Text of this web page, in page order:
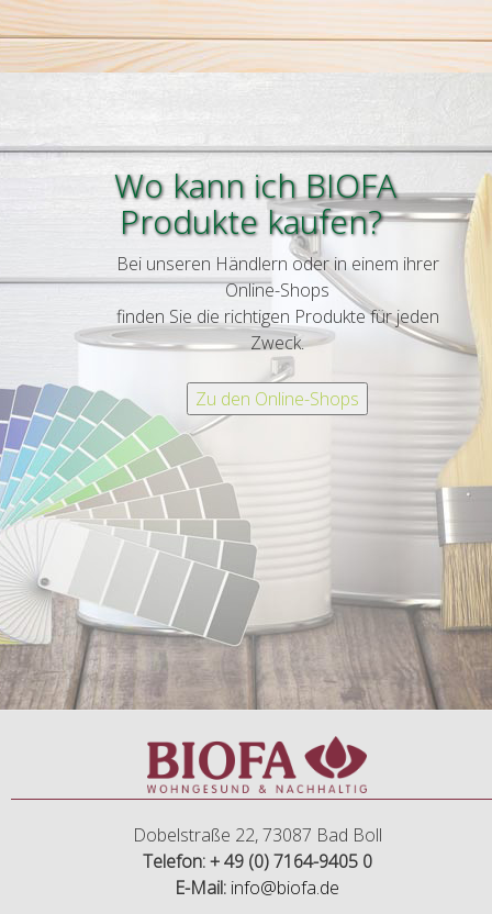
Wo kann ich BIOFA
Produkte kaufen?
Bei unseren Händlern oder in einem ihrer
Online-Shops
finden Sie die richtigen Produkte für jeden
Zweck.
Dobelstraße 22, 73087 Bad Boll
Telefon: + 49 (0) 7164-9405 0
E-Mail: info@biofa.de